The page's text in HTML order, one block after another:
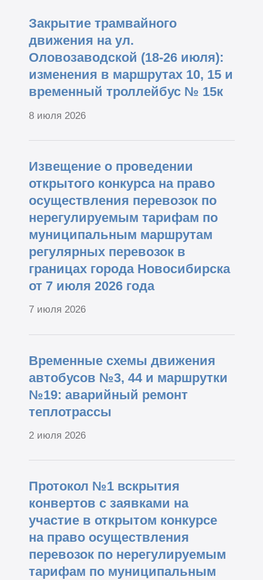
Закрытие трамвайного
движения на ул.
Оловозаводской (18-26 июля):
изменения в маршрутах 10, 15 и
временный троллейбус № 15к
8 июля 2026
Извещение о проведении
открытого конкурса на право
осуществления перевозок по
нерегулируемым тарифам по
муниципальным маршрутам
регулярных перевозок в
границах города Новосибирска
от 7 июля 2026 года
7 июля 2026
Временные схемы движения
автобусов №3, 44 и маршрутки
№19: аварийный ремонт
теплотрассы
2 июля 2026
Протокол №1 вскрытия
конвертов с заявками на
участие в открытом конкурсе
на право осуществления
перевозок по нерегулируемым
тарифам по муниципальным